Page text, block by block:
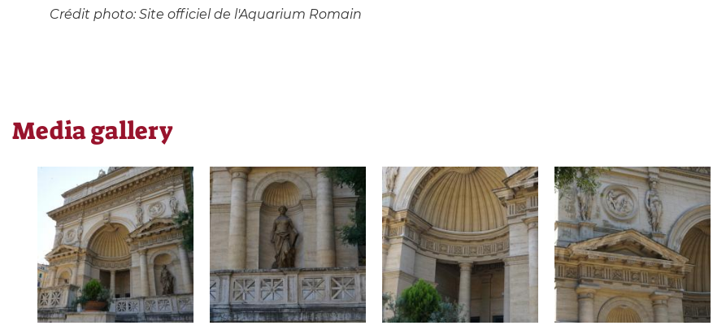
Crédit photo: Site officiel de l'Aquarium Romain
Media gallery